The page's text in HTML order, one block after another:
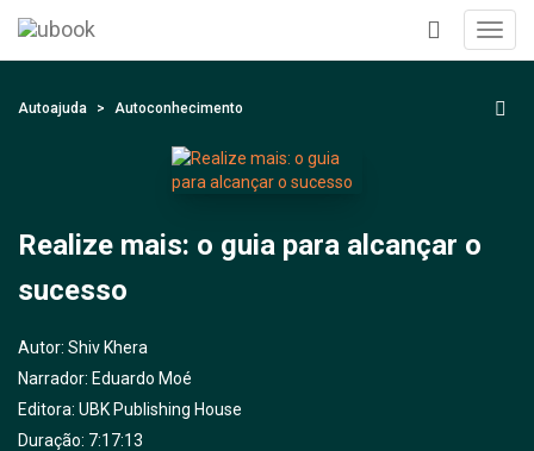
+
Autoajuda Autoconhecimento
Realize mais: o guia para alcançar o
sucesso
Autor: Shiv Khera
Narrador: Eduardo Moé
Editora: UBK Publishing House
Duração: 7:17:13